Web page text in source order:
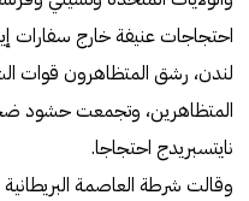
احتجاجات عنيفة خارج سفارات
لندن، رشق المتظاهرون قوات
المتظاهرين، وتجمعت حشود
نايتسبريدج احتجاجا.
وقالت شرطة العاصمة